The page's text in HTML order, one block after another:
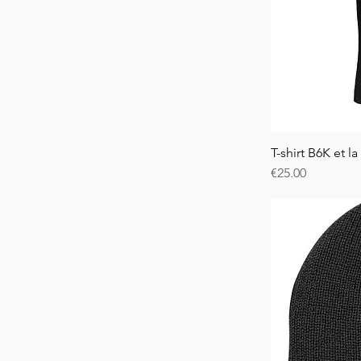
T-shirt B6K et
Price
€25.00